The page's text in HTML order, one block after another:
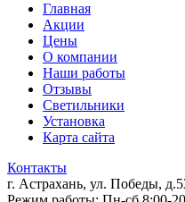
Главная
Акции
Цены
О компании
Наши работы
Отзывы
Светильники
Установка
Карта сайта
Контакты
г. Астрахань, ул. Победы,